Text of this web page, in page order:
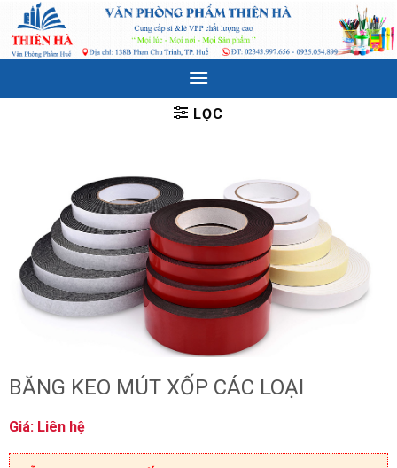
Skip
content
LỌC
BĂNG KEO MÚT XỐP CÁC LOẠI
Giá: Liên hệ